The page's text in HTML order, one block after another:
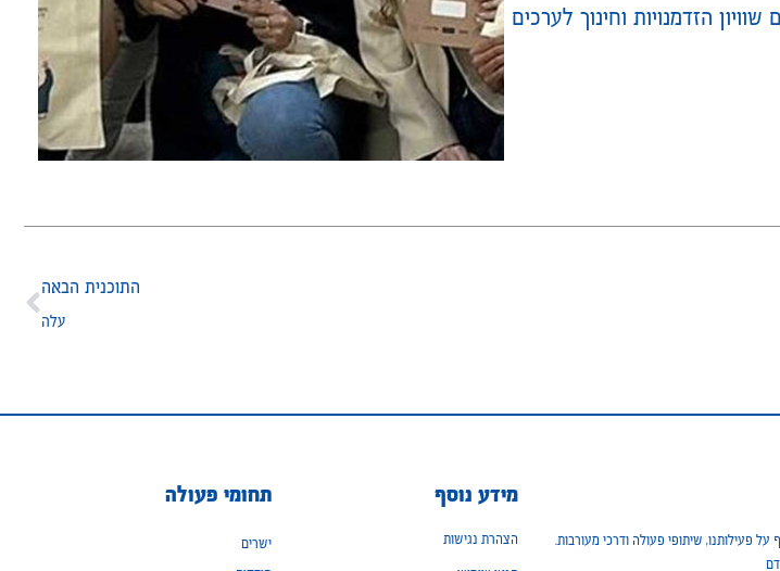
שמובילות כ- 50 מיזמי חינוך לקידום שוויון הזדמנויות וחינוך לערכים
התוכנית הבאה
עלה
פעילותנו, שיתופי פעולה ודרכי מעורבות.
מידע נוסף
הצהרת נגישות
תחומי פעולה
ישרים